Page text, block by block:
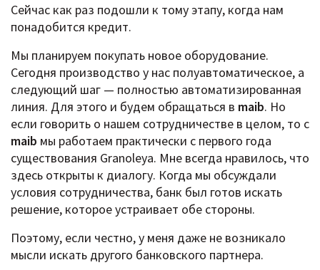
Сейчас как раз подошли к тому этапу, когда нам
понадобится кредит.
Мы планируем покупать новое оборудование.
Сегодня производство у нас полуавтоматическое, а
следующий шаг — полностью автоматизированная
линия. Для этого и будем обращаться в maib. Но
если говорить о нашем сотрудничестве в целом, то с
maib мы работаем практически с первого года
существования Granoleya. Мне всегда нравилось, что
здесь открыты к диалогу. Когда мы обсуждали
условия сотрудничества, банк был готов искать
решение, которое устраивает обе стороны.
Поэтому, если честно, у меня даже не возникало
мысли искать другого банковского партнера.